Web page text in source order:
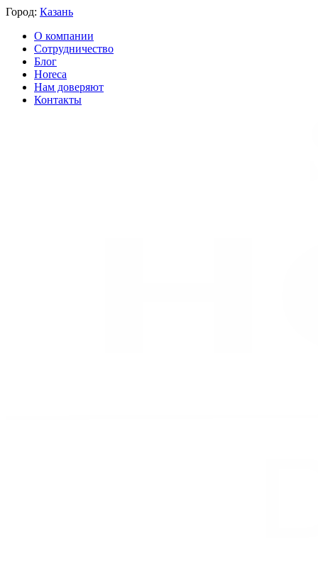
Город: Казань
О компании
Сотрудничество
Блог
Horeca
Нам доверяют
Контакты